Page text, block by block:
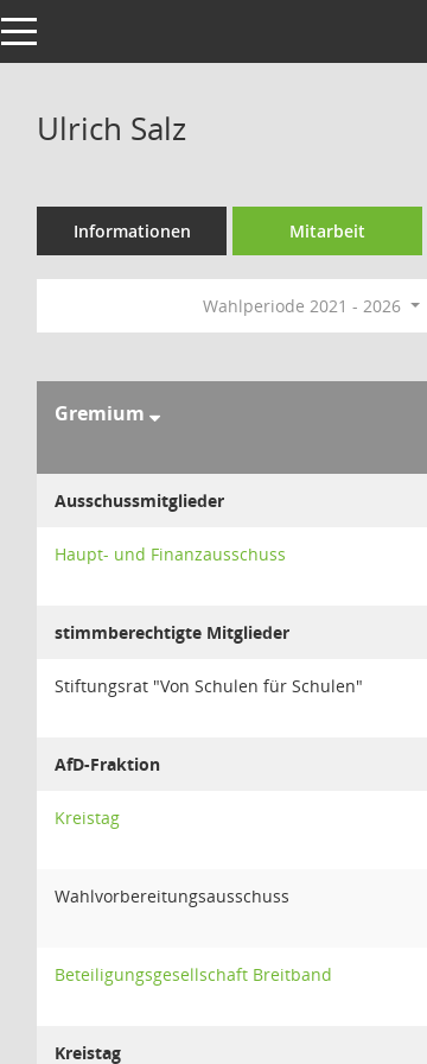
Toggle navigation
Ulrich Salz
Informationen Mitarbeit
Wahlperiode 2021 - 2026
Gremium
Ausschussmitglieder
Haupt- und Finanzausschuss
stimmberechtigte Mitglieder
Stiftungsrat "Von Schulen für Schulen"
AfD-Fraktion
Kreistag
Wahlvorbereitungsausschuss
Beteiligungsgesellschaft Breitband
Kreistag